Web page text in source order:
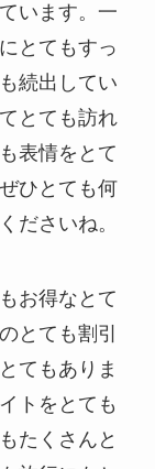
います。一
とてもすっ
続出してい
とても訪れ
表情をとて
ひとても何
ださいね。
お得なとて
とても割引
てもありま
トをとても
たくさんと